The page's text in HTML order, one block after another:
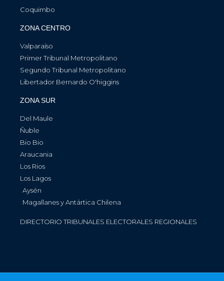
Coquimbo
ZONA CENTRO
Valparaíso
Primer Tribunal Metropolitano
Segundo Tribunal Metropolitano
Libertador Bernardo O'higgins
ZONA SUR
Del Maule
Ñuble
Bio Bio
Araucania
Los Rios
Los Lagos
Aysén
Magallanes y Antártica Chilena
DIRECTORIO TRIBUNALES ELECTORALES REGIONALES